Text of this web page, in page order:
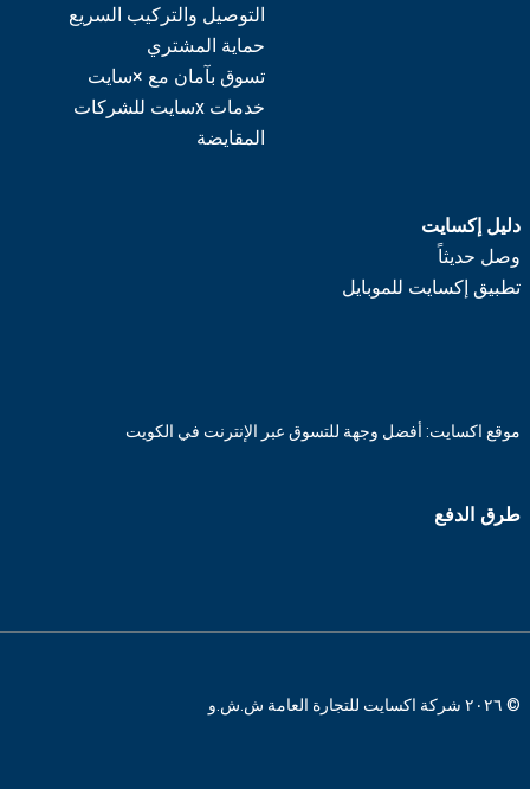
التوصيل والتركيب السريع
حماية المشتري
تسوق بآمان مع ×سايت
خدمات xسايت للشركات
المقايضة
دليل إكسايت
وصل حديثاً
تطبيق إكسايت للموبايل
موقع اكسايت: أفضل وجهة للتسوق عبر الإنترنت في الكويت
طرق الدفع
© ٢٠٢٦ شركة اكسايت للتجارة العامة ش.ش.و